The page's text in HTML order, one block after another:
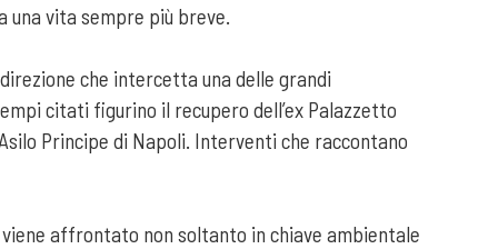
una vita sempre più breve.
che intercetta una delle grandi
citati figurino il recupero dell’ex Palazzetto
Principe di Napoli. Interventi che raccontano
affrontato non soltanto in chiave ambientale